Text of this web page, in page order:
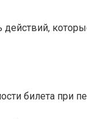
действий,
билета при